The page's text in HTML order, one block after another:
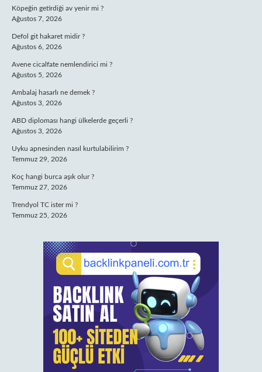
Köpeğin getirdiği av yenir mi ?
Ağustos 7, 2026
Defol git hakaret midir ?
Ağustos 6, 2026
Avene cicalfate nemlendirici mi ?
Ağustos 5, 2026
Ambalaj hasarlı ne demek ?
Ağustos 3, 2026
ABD diploması hangi ülkelerde geçerli ?
Ağustos 3, 2026
Uyku apnesinden nasıl kurtulabilirim ?
Temmuz 29, 2026
Koç hangi burca aşık olur ?
Temmuz 27, 2026
Trendyol TC ister mi ?
Temmuz 25, 2026